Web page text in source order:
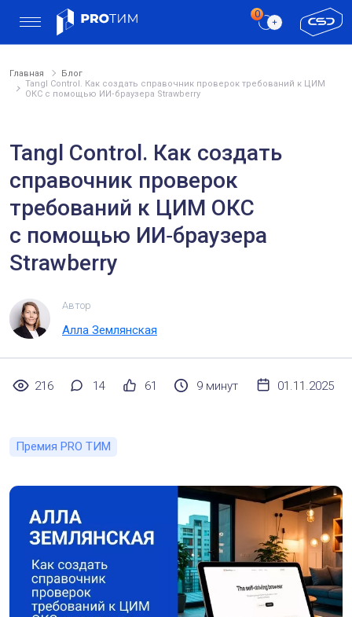
Главная
Блог
Tangl Control. Как создать справочник проверок требований к ЦИМ
ОКС с помощью ИИ‑браузера Strawberry
Tangl Control. Как создать
справочник проверок
требований к ЦИМ ОКС
с помощью ИИ‑браузера
Strawberry
Автор
Алла Землянская
216 14 61 9 минут 01.11.2025
Премия PRO ТИМ